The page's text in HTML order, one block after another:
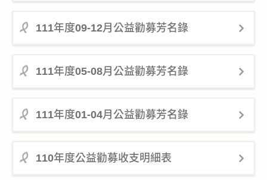
111年度09-12月公益勸募芳名錄
111年度05-08月公益勸募芳名錄
111年度01-04月公益勸募芳名錄
110年度公益勸募收支明細表